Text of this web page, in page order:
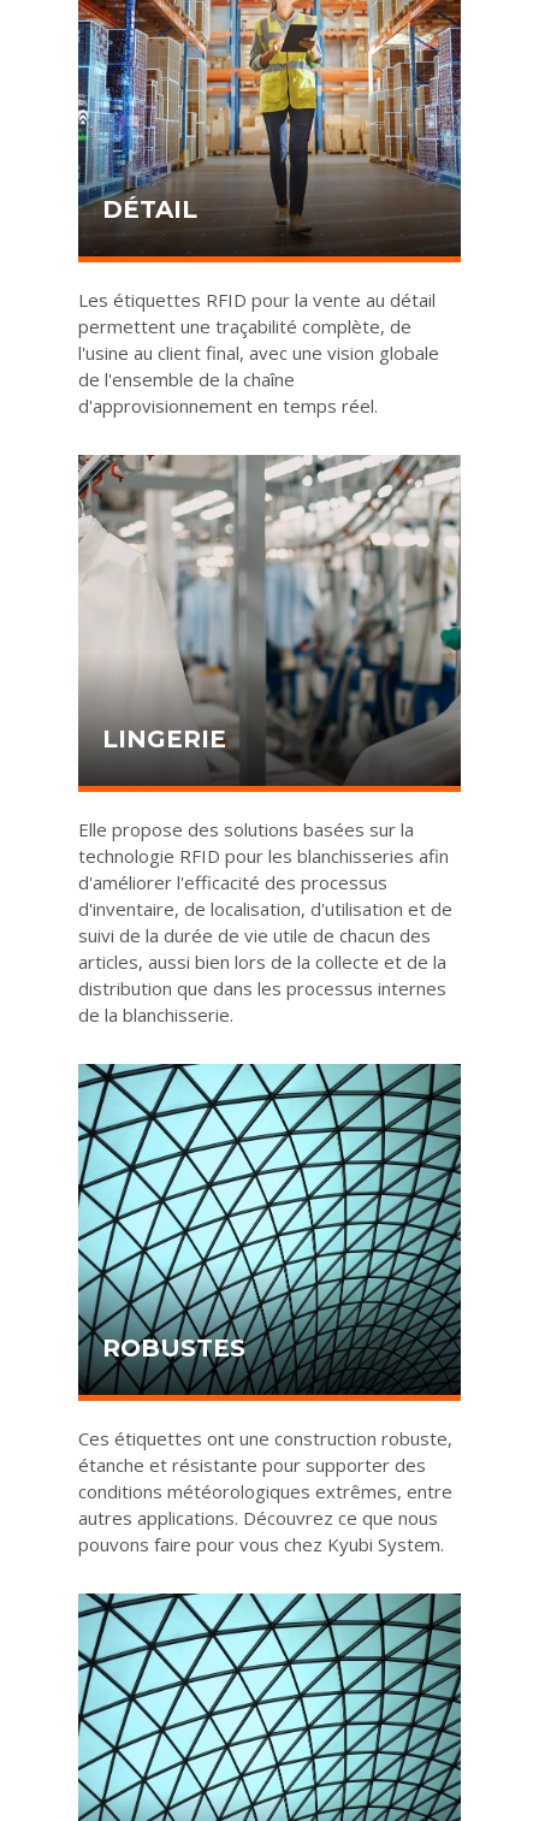
DÉTAIL
Les étiquettes RFID pour la vente au détail
permettent une traçabilité complète, de
l'usine au client final, avec une vision globale
de l'ensemble de la chaîne
d'approvisionnement en temps réel.
LINGERIE
Elle propose des solutions basées sur la
technologie RFID pour les blanchisseries afin
d'améliorer l'efficacité des processus
d'inventaire, de localisation, d'utilisation et de
suivi de la durée de vie utile de chacun des
articles, aussi bien lors de la collecte et de la
distribution que dans les processus internes
de la blanchisserie.
ROBUSTES
Ces étiquettes ont une construction robuste,
étanche et résistante pour supporter des
conditions météorologiques extrêmes, entre
autres applications. Découvrez ce que nous
pouvons faire pour vous chez Kyubi System.